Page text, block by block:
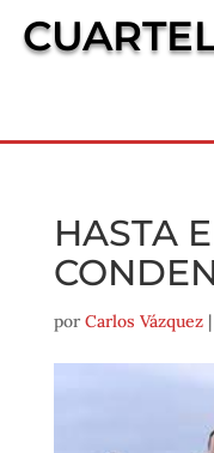
HASTA
por Carlos Vázquez|